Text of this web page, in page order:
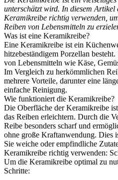
unterschätzt wird. In diesem Artikel
Keramikreibe richtig verwenden,
Reiben von Lebensmitteln zu
Was ist eine Keramikreibe?
Eine Keramikreibe ist ein
hitzebeständigem Porzellan
von Lebensmitteln wie Käse,
Im Vergleich zu herkömmlichen
mehrere Vorteile, darunter eine
einfache Reinigung.
Wie funktioniert die Keramikreibe?
Die Oberfläche der Keramikreibe
das Reiben erleichtern. Durch die
Reibe besonders scharf und
ohne große Kraftanwendung. Dies
Sie weiche oder empfindliche
Keramikreibe richtig verwenden:
Um die Keramikreibe optimal zu
Schritte: